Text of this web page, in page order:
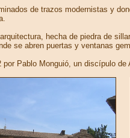
de trazos modernistas y
hecha de piedra de
se abren puertas y ventanas
Pablo Monguió, un discípulo de